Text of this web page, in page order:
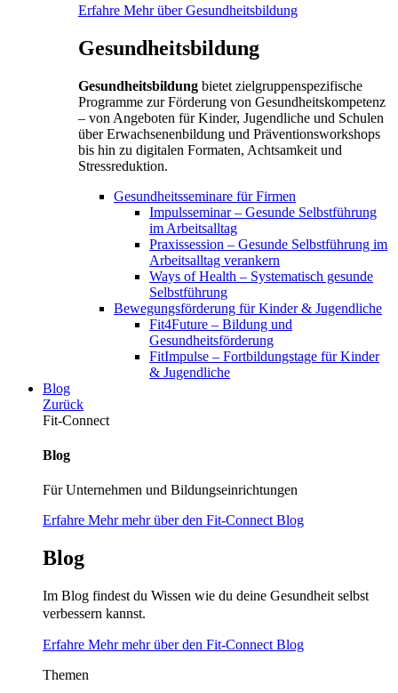
Erfahre Mehr über Gesundheitsbildung
Gesundheitsbildung
Gesundheitsbildung bietet zielgruppenspezifische
Programme zur Förderung von Gesundheitskompetenz
– von Angeboten für Kinder, Jugendliche und Schulen
über Erwachsenenbildung und Präventionsworkshops
bis hin zu digitalen Formaten, Achtsamkeit und
Stressreduktion.
Gesundheitsseminare für Firmen
Impulsseminar – Gesunde Selbstführung
im Arbeitsalltag
Praxissession – Gesunde Selbstführung im
Arbeitsalltag verankern
Ways of Health – Systematisch gesunde
Selbstführung
Bewegungsförderung für Kinder & Jugendliche
Fit4Future – Bildung und
Gesundheitsförderung
FitImpulse – Fortbildungstage für Kinder
& Jugendliche
Blog
Zurück
Fit-Connect
Blog
Für Unternehmen und Bildungseinrichtungen
Erfahre Mehr mehr über den Fit-Connect Blog
Blog
Im Blog findest du Wissen wie du deine Gesundheit selbst
verbessern kannst.
Erfahre Mehr mehr über den Fit-Connect Blog
Themen